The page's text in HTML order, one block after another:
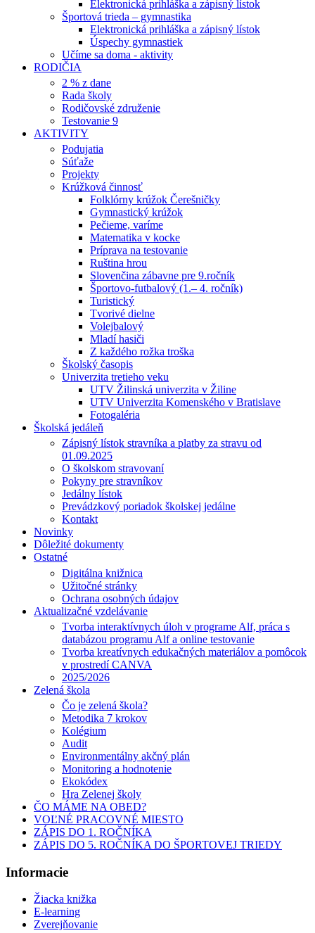
Elektronická prihláška a zápisný lístok
Športová trieda – gymnastika
Elektronická prihláška a zápisný lístok
Úspechy gymnastiek
Učíme sa doma - aktivity
RODIČIA
2 % z dane
Rada školy
Rodičovské združenie
Testovanie 9
AKTIVITY
Podujatia
Súťaže
Projekty
Krúžková činnosť
Folklórny krúžok Čerešničky
Gymnastický krúžok
Pečieme, varíme
Matematika v kocke
Príprava na testovanie
Ruština hrou
Slovenčina zábavne pre 9.ročník
Športovo-futbalový (1.– 4. ročník)
Turistický
Tvorivé dielne
Volejbalový
Mladí hasiči
Z každého rožka troška
Školský časopis
Univerzita tretieho veku
UTV Žilinská univerzita v Žiline
UTV Univerzita Komenského v Bratislave
Fotogaléria
Školská jedáleň
Zápisný lístok stravníka a platby za stravu od
01.09.2025
O školskom stravovaní
Pokyny pre stravníkov
Jedálny lístok
Prevádzkový poriadok školskej jedálne
Kontakt
Novinky
Dôležité dokumenty
Ostatné
Digitálna knižnica
Užitočné stránky
Ochrana osobných údajov
Aktualizačné vzdelávanie
Tvorba interaktívnych úloh v programe Alf, práca s
databázou programu Alf a online testovanie
Tvorba kreatívnych edukačných materiálov a pomôcok
v prostredí CANVA
2025/2026
Zelená škola
Čo je zelená škola?
Metodika 7 krokov
Kolégium
Audit
Environmentálny akčný plán
Monitoring a hodnotenie
Ekokódex
Hra Zelenej školy
ČO MÁME NA OBED?
VOĽNÉ PRACOVNÉ MIESTO
ZÁPIS DO 1. ROČNÍKA
ZÁPIS DO 5. ROČNÍKA DO ŠPORTOVEJ TRIEDY
Informacie
Žiacka knižka
E-learning
Zverejňovanie